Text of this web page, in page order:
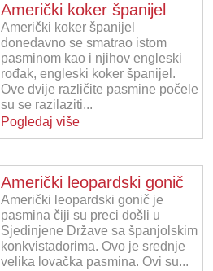
Američki koker španijel
Američki koker španijel
donedavno se smatrao istom
pasminom kao i njihov engleski
rođak, engleski koker španijel.
Ove dvije različite pasmine počele
su se razilaziti...
Pogledaj više
Američki leopardski gonič
Američki leopardski gonič je
pasmina čiji su preci došli u
Sjedinjene Države sa španjolskim
konkvistadorima. Ovo je srednje
velika lovačka pasmina. Ovi su...